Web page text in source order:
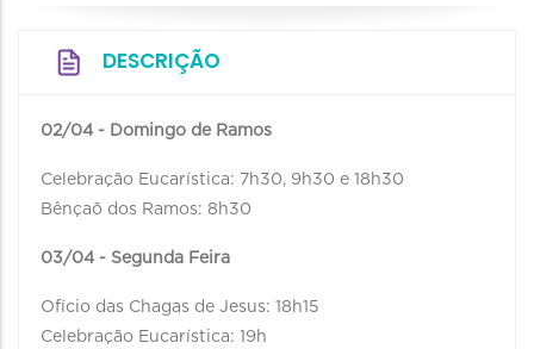
DESCRIÇÃO
02/04 - Domingo de Ramos
Celebração Eucarística: 7h30, 9h30 e 18h30
Bênçaõ dos Ramos: 8h30
03/04 - Segunda Feira
Ofício das Chagas de Jesus: 18h15
Celebração Eucarística: 19h